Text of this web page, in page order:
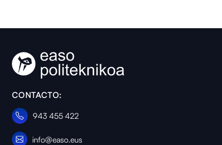
CONTACTO:
943 455 422
info@easo.eus